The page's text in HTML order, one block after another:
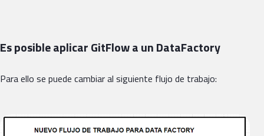
Es posible aplicar GitFlow a un DataFactory
Para ello se puede cambiar al siguiente flujo de trabajo: